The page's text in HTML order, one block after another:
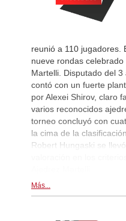
reunió a 110 jugadores.
nueve rondas
Martelli. Disputado del
contó con un fuerte
por Alexei Shirov, claro
varios reconocidos
torneo concluyó con
la cima de la
Robert Hungaski se
Más...